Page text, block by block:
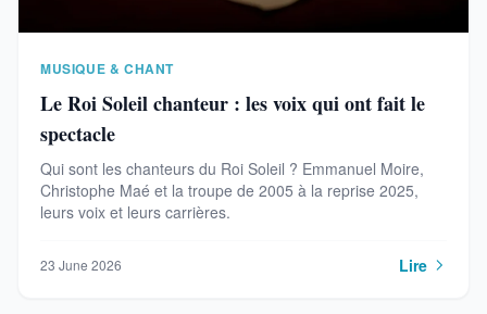
MUSIQUE & CHANT
Le Roi Soleil chanteur : les voix qui ont fait le
spectacle
Qui sont les chanteurs du Roi Soleil ? Emmanuel Moire,
Christophe Maé et la troupe de 2005 à la reprise 2025,
leurs voix et leurs carrières.
23 June 2026 Lire